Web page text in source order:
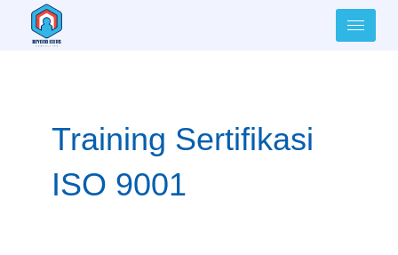
Lewati
Training Sertifikasi
ISO 9001